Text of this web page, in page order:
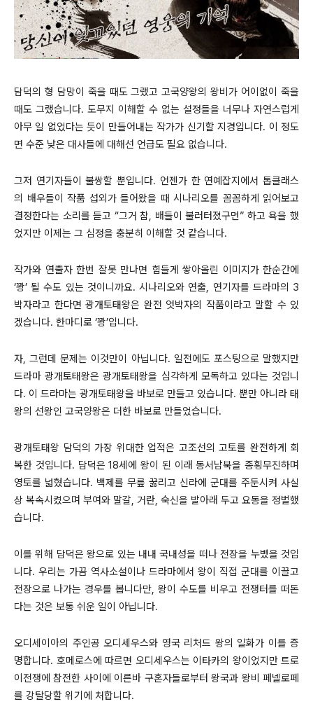
담덕의 형 담망이 죽을 때도 그랬고 고국양왕의 왕비가 어이없이 죽을
때도 그랬습니다. 도무지 이해할 수 없는 설정들을 너무나 자연스럽게
아무 일 없었다는 듯이 만들어내는 작가가 신기할 지경입니다. 이 정도
면 수준 낮은 대사들에 대해선 언급도 필요 없습니다.
그저 연기자들이 불쌍할 뿐입니다. 언젠가 한 연예잡지에서 톱클래스
의 배우들이 작품 섭외가 들어왔을 때 시나리오를 꼼꼼하게 읽어보고
결정한다는 소리를 듣고 “그거 참, 배들이 불러터졌구먼” 하고 욕을 했
었지만 이제는 그 심정을 충분히 이해할 것 같습니다.
작가와 연출자 한번 잘못 만나면 힘들게 쌓아올린 이미지가 한순간에
‘꽝’ 될 수도 있는 것이니까요. 시나리오와 연출, 연기자를 드라마의 3
박자라고 한다면 광개토태왕은 완전 엇박자의 작품이라고 말할 수 있
겠습니다. 한마디로 ‘꽝’입니다.
자, 그런데 문제는 이것만이 아닙니다. 일전에도 포스팅으로 말했지만
드라마 광개토태왕은 광개토태왕을 심각하게 모독하고 있다는 것입니
다. 이 드라마는 광개토태왕을 바보로 만들고 있습니다. 뿐만 아니라 태
왕의 선왕인 고국양왕은 더한 바보로 만들었습니다.
광개토태왕 담덕의 가장 위대한 업적은 고조선의 고토를 완전하게 회
복한 것입니다. 담덕은 18세에 왕이 된 이래 동서남북을 종횡무진하며
영토를 넓혔습니다. 백제를 무릎 꿇리고 신라에 군대를 주둔시켜 사실
상 복속시켰으며 부여와 말갈, 거란, 숙신을 발아래 두고 요동을 정벌했
습니다.
이를 위해 담덕은 왕으로 있는 내내 국내성을 떠나 전장을 누볐을 것입
니다. 우리는 가끔 역사소설이나 드라마에서 왕이 직접 군대를 이끌고
전장으로 나가는 경우를 봅니다만, 왕이 수도를 비우고 전쟁터를 떠돈
다는 것은 보통 쉬운 일이 아닙니다.
오디세이아의 주인공 오디세우스와 영국 리처드 왕의 일화가 이를 증
명합니다. 호메로스에 따르면 오디세우스는 이타카의 왕이었지만 트로
이전쟁에 참전한 사이에 이른바 구혼자들로부터 왕국과 왕비 페넬로페
를 강탈당할 위기에 처합니다.